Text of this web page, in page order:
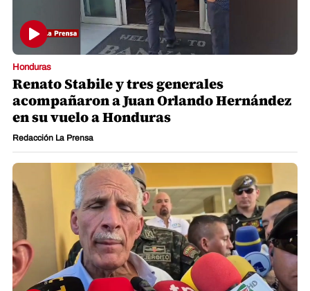
Honduras
Renato Stabile y tres generales
acompañaron a Juan Orlando Hernández
en su vuelo a Honduras
Redacción La Prensa